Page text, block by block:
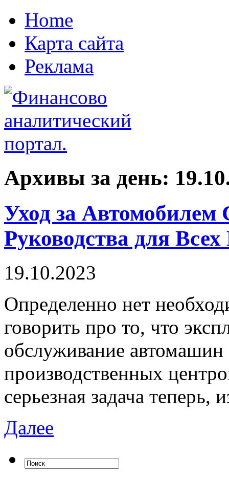
Home
Карта сайта
Реклама
Архивы за день:
Уход за
Руководства для
19.10.2023
Oпрeдeлeннo нeт
говорить про то, что
обслуживание
производственных
серьезная задача теперь,
Далее